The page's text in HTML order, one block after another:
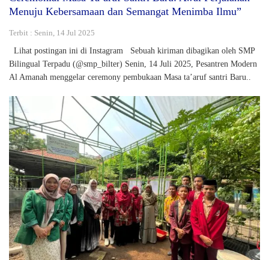
Menuju Kebersamaan dan Semangat Menimba Ilmu”
Terbit : Senin, 14 Jul 2025
Lihat postingan ini di Instagram Sebuah kiriman dibagikan oleh SMP
Bilingual Terpadu (@smp_bilter) Senin, 14 Juli 2025, Pesantren Modern
Al Amanah menggelar ceremony pembukaan Masa ta’aruf santri Baru..